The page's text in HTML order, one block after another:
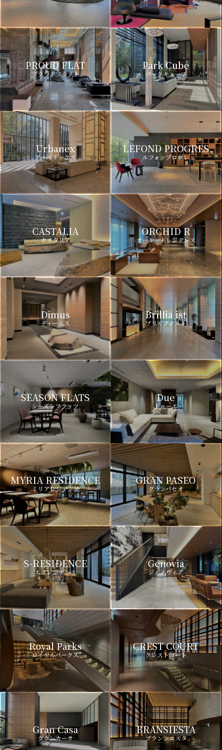
PROUD FLAT
プラウドフラット
Park Cube
パークキューブ
Urbanex
アーバネックス
LEFOND PROGRES
ルフォンプログレ
CASTALIA
カスタリア
ORCHID R
オーキッドレジデンス
Dimus
ディームス
Brillia ist
ブリリアイスト
SEASON FLATS
シーズンフラッツ
Due
ドゥーエ
MYRIA RESIDENCE
ミリアレジデンス
GRAN PASEO
グランパセオ
S-RESIDENCE
エスレジデンス
Genovia
ジェノヴィア
Royal Parks
ロイヤルパークス
CREST COURT
クレストコート
Gran Casa
グランカーサ
BRANSIESTA
ブランシエスタ